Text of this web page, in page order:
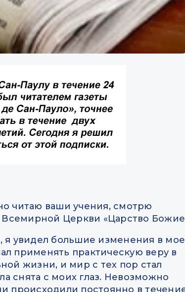
читаю ваши учения, смотрю
Церкви «Царство
я увидел большие изменения в
применять практическую веру в
жизни, и мир с тех пор стал
снята с моих глаз. Невозможно
происходили постоянно в